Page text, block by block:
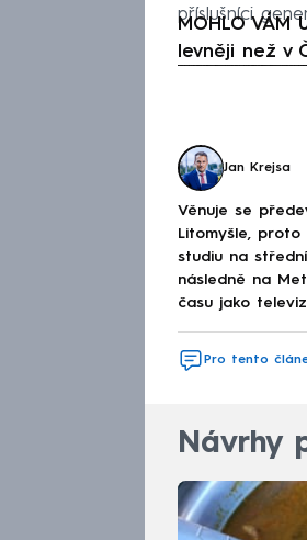
příslušníci
MOHLO VÁM
levněji než v
Jan Krejsa
Věnuje se
Litomyšle,
studiu na
následně na
času jako
Pro tento
Návrhy